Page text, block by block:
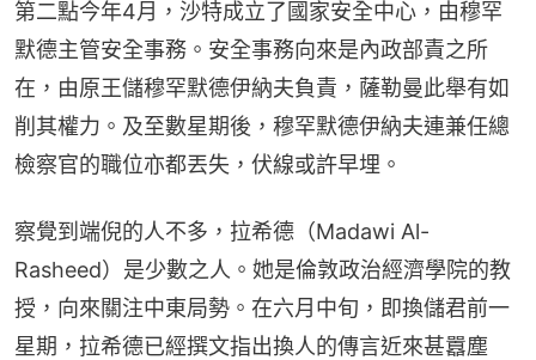
第二點今年4月，沙特成立了國家安全中心，由穆罕
默德主管安全事務。安全事務向來是內政部責之所
在，由原王儲穆罕默德伊納夫負責，薩勒曼此舉有如
削其權力。及至數星期後，穆罕默德伊納夫連兼任總
檢察官的職位亦都丟失，伏線或許早埋。
察覺到端倪的人不多，拉希德（Madawi Al-
Rasheed）是少數之人。她是倫敦政治經濟學院的教
授，向來關注中東局勢。在六月中旬，即換儲君前一
星期，拉希德已經撰文指出換人的傳言近來甚囂塵